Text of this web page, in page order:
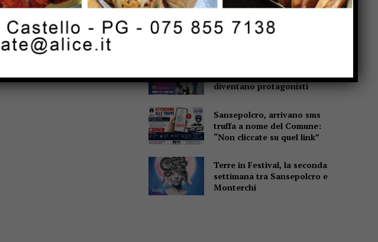
Marzolla: “La squadra è
ancora più solida”
contrabbasso e il trombone
diventano protagonisti
Sansepolcro, arrivano sms
truffa a nome del Comune:
“Non cliccate su quel link”
Terre in Festival, la seconda
settimana tra Sansepolcro e
Monterchi